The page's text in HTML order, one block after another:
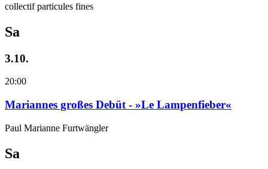
collectif particules fines
Sa
3.10.
20:00
Mariannes großes Debüt - »Le Lampenfieber«
Paul Marianne Furtwängler
Sa